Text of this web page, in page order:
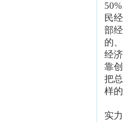
民
部
的
经
靠
把
样
实